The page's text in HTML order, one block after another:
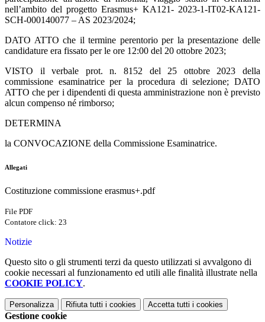
nell’ambito del progetto Erasmus+ KA121- 2023-1-IT02-KA121-
SCH-000140077 – AS 2023/2024;
DATO ATTOche il termine perentorio per la presentazione delle
candidature era fissato per le ore 12:00 del 20 ottobre 2023;
VISTO il verbale prot. n. 8152 del 25 ottobre 2023 della
commissione esaminatrice per la procedura di selezione; DATO
ATTOche per i dipendenti di questa amministrazione non è previsto
alcun compenso né rimborso;
DETERMINA
la CONVOCAZIONE della Commissione Esaminatrice.
Allegati
Costituzione commissione erasmus+.pdf
File PDF
Contatore click: 23
Notizie
Questo sito o gli strumenti terzi da questo utilizzati si avvalgono di
cookie necessari al funzionamento ed utili alle finalità illustrate nella
COOKIE POLICY.
Personalizza Rifiuta tutti i cookies Accetta tutti i cookies
Gestione cookie